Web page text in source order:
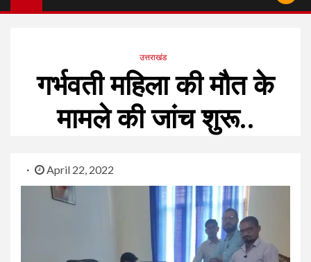
उत्तराखंड
गर्भवती महिला की मौत के
मामले की जांच शुरू..
April 22, 2022